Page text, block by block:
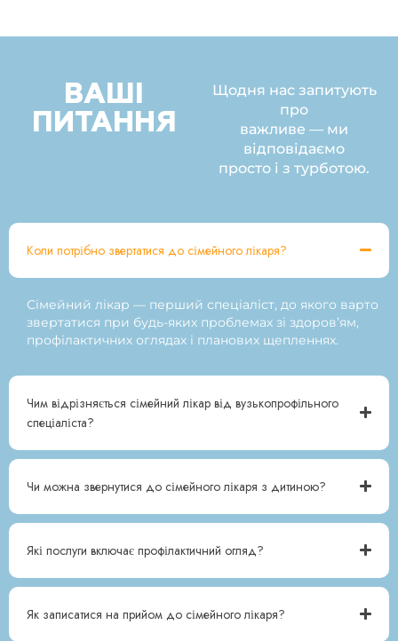
ВАШІ
ПИТАННЯ
Щодня нас запитують
про
важливе — ми
відповідаємо
просто і з турботою.
Коли потрібно звертатися до сімейного лікаря?
Сімейний лікар — перший спеціаліст, до якого варто
звертатися при будь-яких проблемах зі здоров’ям,
профілактичних оглядах і планових щепленнях.
Чим відрізняється сімейний лікар від вузькопрофільного
спеціаліста?
Чи можна звернутися до сімейного лікаря з дитиною?
Які послуги включає профілактичний огляд?
Як записатися на прийом до сімейного лікаря?